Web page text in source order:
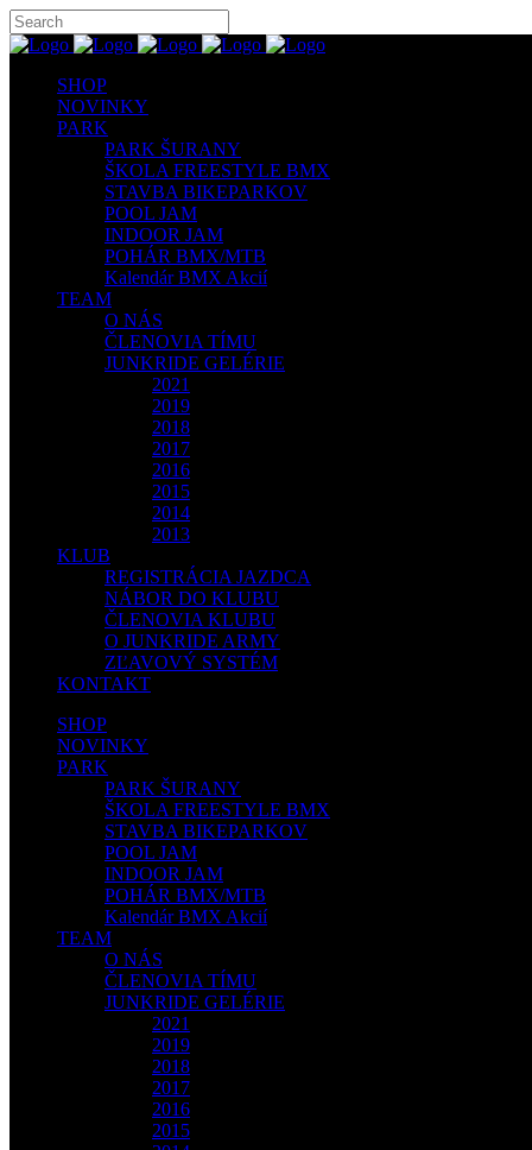
SHOP
NOVINKY
PARK
PARK ŠURANY
ŠKOLA FREESTYLE BMX
STAVBA BIKEPARKOV
POOL JAM
INDOOR JAM
POHÁR BMX/MTB
Kalendár BMX Akcií
TEAM
O NÁS
ČLENOVIA TÍMU
JUNKRIDE GELÉRIE
2021
2019
2018
2017
2016
2015
2014
2013
KLUB
REGISTRÁCIA JAZDCA
NÁBOR DO KLUBU
ČLENOVIA KLUBU
O JUNKRIDE ARMY
ZĽAVOVÝ SYSTÉM
KONTAKT
SHOP
NOVINKY
PARK
PARK ŠURANY
ŠKOLA FREESTYLE BMX
STAVBA BIKEPARKOV
POOL JAM
INDOOR JAM
POHÁR BMX/MTB
Kalendár BMX Akcií
TEAM
O NÁS
ČLENOVIA TÍMU
JUNKRIDE GELÉRIE
2021
2019
2018
2017
2016
2015